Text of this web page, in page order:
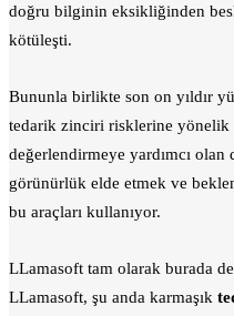
doğru bilginin eksikliğinden
kötüleşti.
Bununla birlikte son on yıldır
tedarik zinciri risklerine yönelik
değerlendirmeye yardımcı
görünürlük elde etmek ve
bu araçları kullanıyor.
LLamasoft tam olarak burada
LLamasoft, şu anda karmaşık